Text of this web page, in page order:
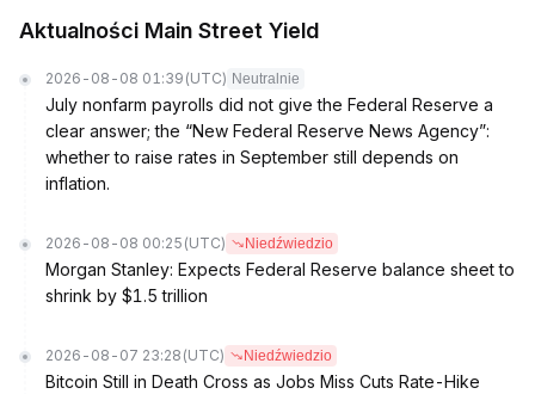
Aktualności Main Street Yield
2026-08-08 01:39 (UTC) Neutralnie
July nonfarm payrolls did not give the Federal Reserve a
clear answer; the “New Federal Reserve News Agency”:
whether to raise rates in September still depends on
inflation.
2026-08-08 00:25 (UTC) Niedźwiedzio
Morgan Stanley: Expects Federal Reserve balance sheet to
shrink by $1.5 trillion
2026-08-07 23:28 (UTC) Niedźwiedzio
Bitcoin Still in Death Cross as Jobs Miss Cuts Rate-Hike